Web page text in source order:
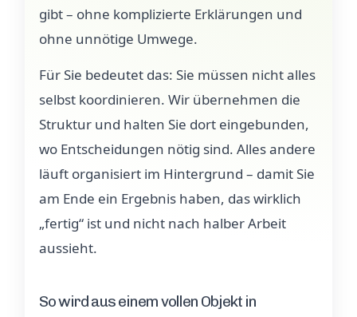
gibt – ohne komplizierte Erklärungen und
ohne unnötige Umwege.
Für Sie bedeutet das: Sie müssen nicht alles
selbst koordinieren. Wir übernehmen die
Struktur und halten Sie dort eingebunden,
wo Entscheidungen nötig sind. Alles andere
läuft organisiert im Hintergrund – damit Sie
am Ende ein Ergebnis haben, das wirklich
„fertig“ ist und nicht nach halber Arbeit
aussieht.
So wird aus einem vollen Objekt in